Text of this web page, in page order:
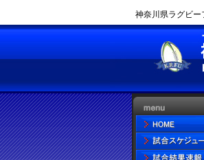
神奈川県ラグビー